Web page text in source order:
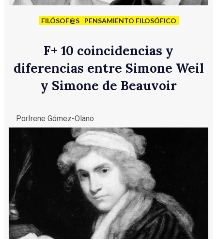
FILÓSOF@S PENSAMIENTO FILOSÓFICO
F+ 10 coincidencias y
diferencias entre Simone Weil
y Simone de Beauvoir
PorIrene Gómez-Olano